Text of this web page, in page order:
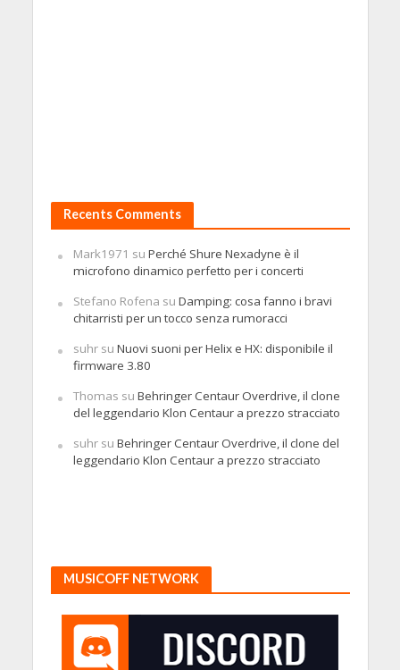
Recents Comments
Mark1971 su Perché Shure Nexadyne è il
microfono dinamico perfetto per i concerti
Stefano Rofena su Damping: cosa fanno i bravi
chitarristi per un tocco senza rumoracci
suhrsu Nuovi suoni per Helix e HX: disponibile il
firmware 3.80
Thomas su Behringer Centaur Overdrive, il clone
del leggendario Klon Centaur a prezzo stracciato
suhrsu Behringer Centaur Overdrive, il clone del
leggendario Klon Centaur a prezzo stracciato
MUSICOFF NETWORK